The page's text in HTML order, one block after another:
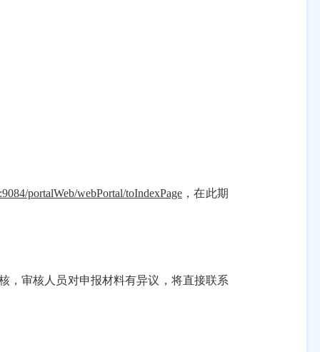
portalWeb/webPortal/toIndexPage，在此期
，审核人员对申报材料有异议，将直接联系